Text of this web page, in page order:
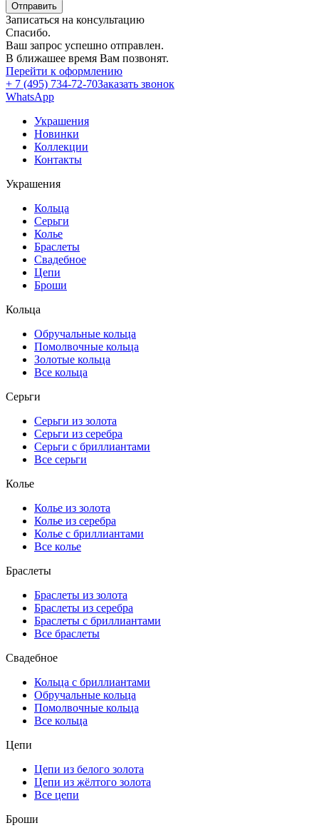
Отправить
Записаться на консультацию
Спасибо.
Ваш запрос успешно отправлен.
В ближашее время Вам позвонят.
Перейти к оформлению
+ 7 (495) 734-72-70Заказать звонок
WhatsApp
Украшения
Новинки
Коллекции
Контакты
Украшения
Кольца
Серьги
Колье
Браслеты
Свадебное
Цепи
Броши
Кольца
Обручальные кольца
Помолвочные кольца
Золотые кольца
Все кольца
Серьги
Серьги из золота
Серьги из серебра
Серьги с бриллиантами
Все серьги
Колье
Колье из золота
Колье из серебра
Колье с бриллиантами
Все колье
Браслеты
Браслеты из золота
Браслеты из серебра
Браслеты с бриллиантами
Все браслеты
Свадебное
Кольца с бриллиантами
Обручальные кольца
Помолвочные кольца
Все кольца
Цепи
Цепи из белого золота
Цепи из жёлтого золота
Все цепи
Броши